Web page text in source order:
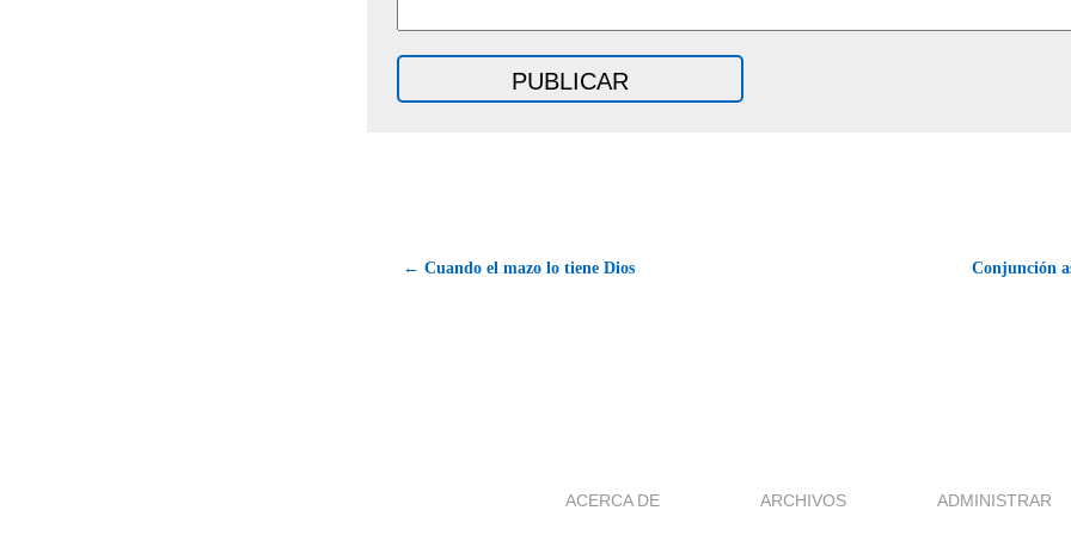
← Cuando el mazo lo tiene Dios Conjunción
ACERCA DE ARCHIVOS ADMINISTRAR